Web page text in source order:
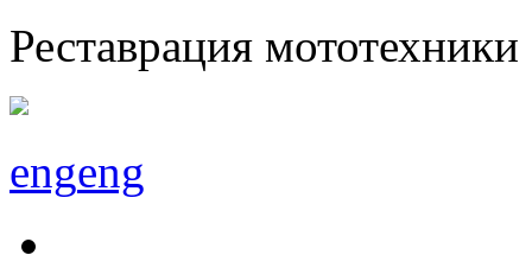
Реставрация мототехники
engeng